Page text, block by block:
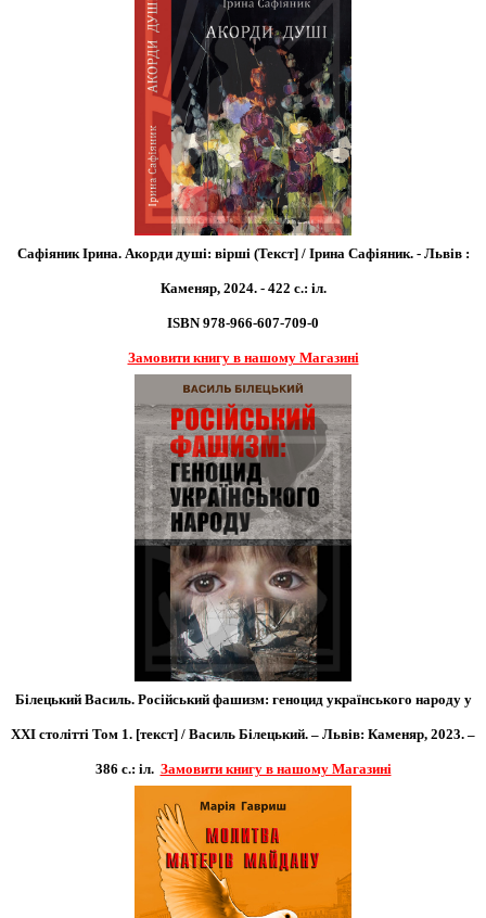
Сафіяник Ірина. Акорди душі: вірші (Текст] / Ірина Сафіяник. - Львів :
Каменяр, 2024. - 422 с.: іл.
ISBN 978-966-607-709-0
Замовити книгу в нашому Магазині
Білецький Василь. Російський фашизм: геноцид українського народу у
XXI столітті Том 1. [текст] / Василь Білецький. – Львів: Каменяр, 2023. –
386 с.: іл. Замовити книгу в нашому Магазині